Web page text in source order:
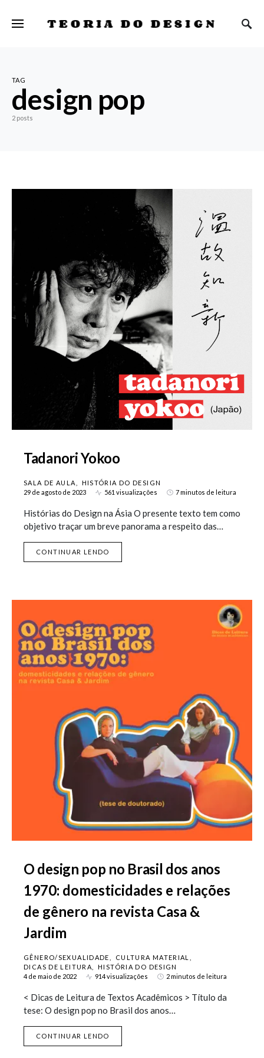
TEORIA DO DESIGN
TAG
design pop
2 posts
Tadanori Yokoo
SALA DE AULA
HISTÓRIA DO DESIGN
29 de agosto de 2023
561 visualizações 7 minutos de leitura
Histórias do Design na Ásia O presente texto tem como
objetivo traçar um breve panorama a respeito das…
CONTINUAR LENDO
O design pop no Brasil dos anos
1970: domesticidades e relações
de gênero na revista Casa &
Jardim
GÊNERO/SEXUALIDADE
CULTURA MATERIAL
DICAS DE LEITURA
HISTÓRIA DO DESIGN
4 de maio de 2022
914 visualizações 2 minutos de leitura
< Dicas de Leitura de Textos Acadêmicos > Título da
tese: O design pop no Brasil dos anos…
CONTINUAR LENDO